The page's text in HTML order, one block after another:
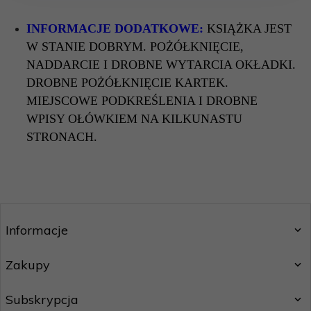
INFORMACJE DODATKOWE: KSIĄŻKA JEST
W STANIE DOBRYM. POŻÓŁKNIĘCIE,
NADDARCIE I DROBNE WYTARCIA OKŁADKI.
DROBNE POŻÓŁKNIĘCIE KARTEK.
MIEJSCOWE PODKREŚLENIA I DROBNE
WPISY OŁÓWKIEM NA KILKUNASTU
STRONACH.
Informacje
Zakupy
Subskrypcja